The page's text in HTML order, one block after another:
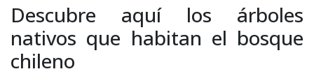
Descubre aquí los árboles
nativos que habitan el bosque
chileno